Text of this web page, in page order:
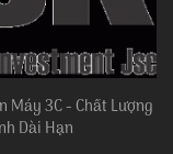
Máy 3C - Chất Lượng
Dài Hạn